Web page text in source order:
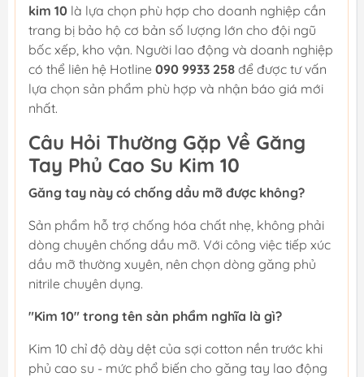
kim 10 là lựa chọn phù hợp cho doanh nghiệp cần
trang bị bảo hộ cơ bản số lượng lớn cho đội ngũ
bốc xếp, kho vận. Người lao động và doanh nghiệp
có thể liên hệ Hotline 090 9933 258 để được tư vấn
lựa chọn sản phẩm phù hợp và nhận báo giá mới
nhất.
Câu Hỏi Thường Gặp Về Găng
Tay Phủ Cao Su Kim 10
Găng tay này có chống dầu mỡ được không?
Sản phẩm hỗ trợ chống hóa chất nhẹ, không phải
dòng chuyên chống dầu mỡ. Với công việc tiếp xúc
dầu mỡ thường xuyên, nên chọn dòng găng phủ
nitrile chuyên dụng.
"Kim 10" trong tên sản phẩm nghĩa là gì?
Kim 10 chỉ độ dày dệt của sợi cotton nền trước khi
phủ cao su - mức phổ biến cho găng tay lao động